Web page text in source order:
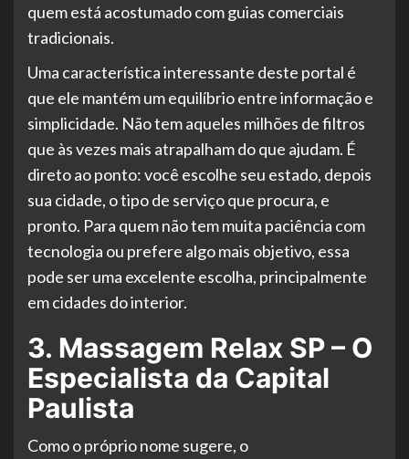
quem está acostumado com guias comerciais
tradicionais.
Uma característica interessante deste portal é
que ele mantém um equilíbrio entre informação e
simplicidade. Não tem aqueles milhões de filtros
que às vezes mais atrapalham do que ajudam. É
direto ao ponto: você escolhe seu estado, depois
sua cidade, o tipo de serviço que procura, e
pronto. Para quem não tem muita paciência com
tecnologia ou prefere algo mais objetivo, essa
pode ser uma excelente escolha, principalmente
em cidades do interior.
3. Massagem Relax SP – O
Especialista da Capital
Paulista
Como o próprio nome sugere, o